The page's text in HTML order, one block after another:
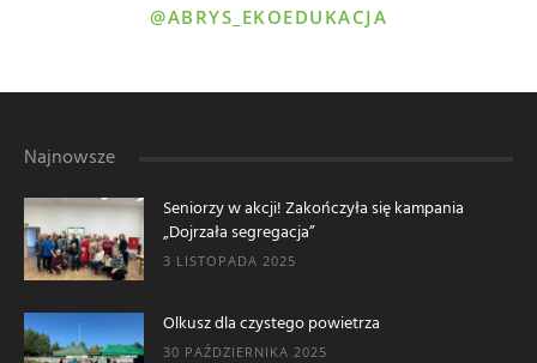
@ABRYS_EKOEDUKACJA
Najnowsze
Seniorzy w akcji! Zakończyła się kampania
„Dojrzała segregacja”
3 LISTOPADA 2025
Olkusz dla czystego powietrza
30 PAŹDZIERNIKA 2025